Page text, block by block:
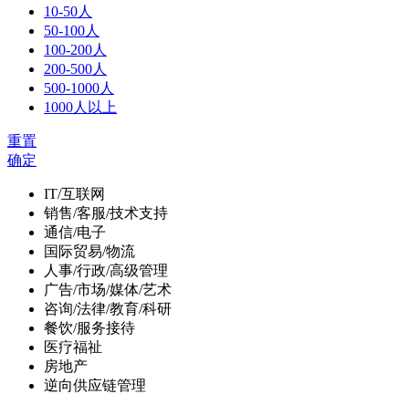
10-50人
50-100人
100-200人
200-500人
500-1000人
1000人以上
重置
确定
IT/互联网
销售/客服/技术支持
通信/电子
国际贸易/物流
人事/行政/高级管理
广告/市场/媒体/艺术
咨询/法律/教育/科研
餐饮/服务接待
医疗福祉
房地产
逆向供应链管理